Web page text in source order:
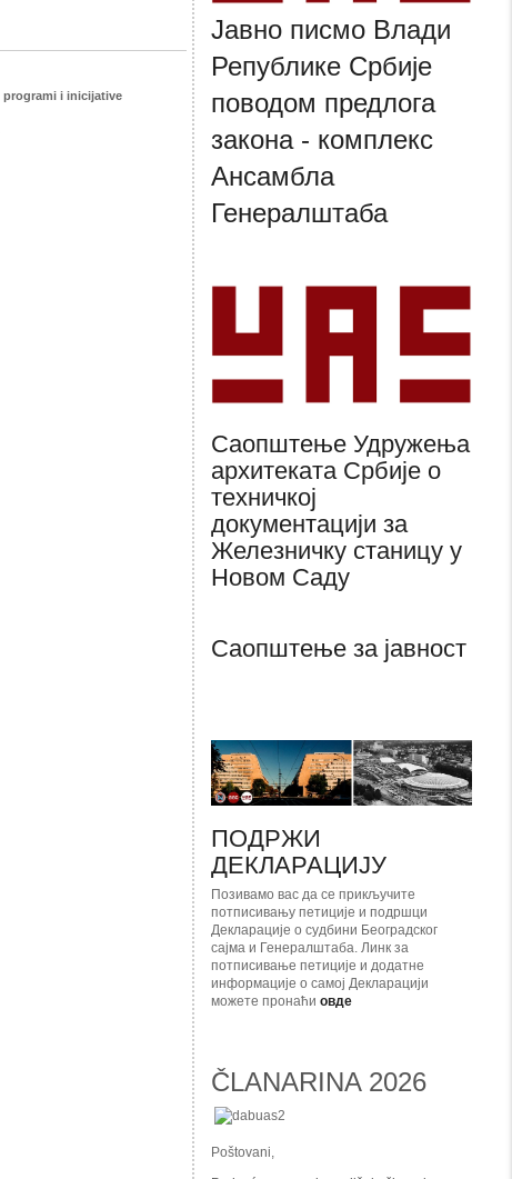
programi i inicijative
Јавно писмо Влади
Републике Србије
поводом предлога
закона - комплекс
Ансамбла
Генералштаба
Саопштење Удружења
архитеката Србије о
техничкој
документацији за
Железничку станицу у
Новом Саду
Саопштење за јавност
ПОДРЖИ
ДЕКЛАРАЦИЈУ
Позивамо вас да се прикључите
потписивању петиције и подршци
Декларације о судбини Београдског
сајма и Генералштаба. Линк за
потписивање петиције и додатне
информације о самој Декларацији
можете пронаћиовде
ČLANARINA 2026
Poštovani,